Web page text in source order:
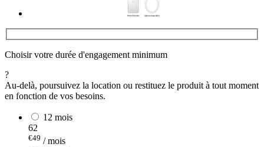
Choisir votre durée d'engagement minimum
?
Au-delà, poursuivez la location ou restituez le produit à tout moment
en fonction de vos besoins.
12 mois
62
€49 / mois